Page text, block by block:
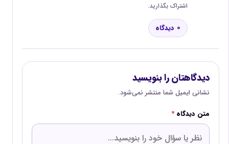
اشتراک بگذارید.
0 دیدگاه
دیدگاهتان را بنویسید
نشانی ایمیل شما منتشر نمی‌شود.
متن دیدگاه*